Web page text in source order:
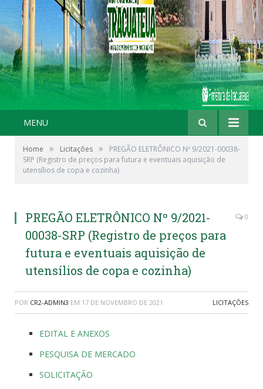
MENU
Home » Licitações »
PREGÃO ELETRÔNICO Nº 9/2021-00038-
SRP (Registro de preços para futura e eventuais aquisição de
utensílios de copa e cozinha)
PREGÃO ELETRÔNICO Nº 9/2021-
00038-SRP (Registro de preços para
futura e eventuais aquisição de
utensílios de copa e cozinha)
0
POR CR2-ADMIN3 EM 17 DE NOVEMBRO DE 2021 LICITAÇÕES
EDITAL E ANEXOS
PESQUISA DE MERCADO
SOLICITAÇÃO